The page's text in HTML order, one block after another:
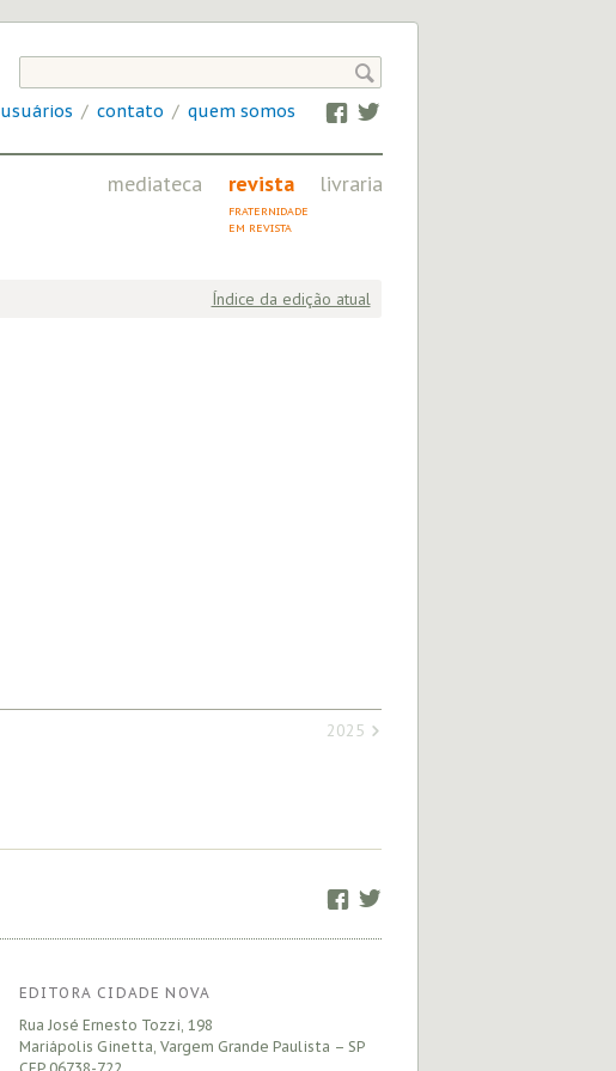
mediateca revista
FRATERNIDADE
EM REVISTA
livraria

usuários / contato / quem somos Facebook
Twitter
Índice da edição atual
2025
Facebook
Twitter
EDITORA CIDADE NOVA
Rua José Ernesto Tozzi, 198
Mariápolis Ginetta, Vargem Grande Paulista – SP